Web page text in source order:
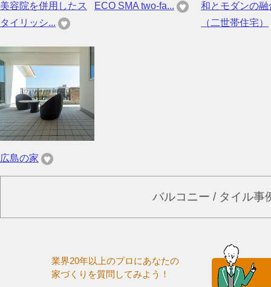
美容院を併用したス
タイリッシ...
ECO SMA two-fa...
和とモダンの融
（二世帯住宅）
広島の家
バルコニー / タイル事
業界20年以上のプロにあなたの
家づくりを質問してみよう！